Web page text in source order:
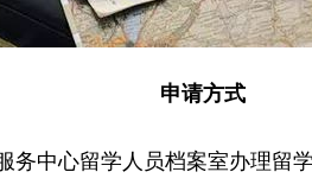
申请方式
务中心留学人员档案室办理留